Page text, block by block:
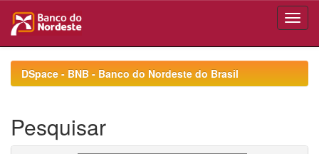
navigationDSpace - BNB - Banco do Nordeste do Brasil
Pesquisar